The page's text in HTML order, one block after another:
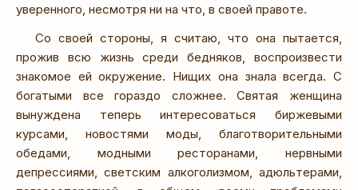
уверенного, несмотря ни на что, в своей правоте.
Со своей стороны, я считаю, что она пытается,
прожив всю жизнь среди бедняков, воспроизвести
знакомое ей окружение. Нищих она знала всегда. С
богатыми все гораздо сложнее. Святая женщина
вынуждена теперь интересоваться биржевыми
курсами, новостями моды, благотворительными
обедами, модными ресторанами, нервными
депрессиями, светским алкоголизмом, адюльтерами,